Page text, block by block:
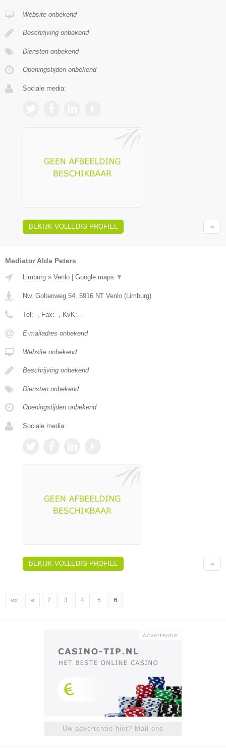
Website onbekend
Beschrijving onbekend
Diensten onbekend
Openingstijden onbekend
Sociale media:
BEKIJK VOLLEDIG PROFIEL
Mediator Alda Peters
Limburg » Venlo | Google maps ▼
Nw. Goltenweg 54 5916 NT Venlo (Limburg)
Tel: - , Fax: - , KvK: -
E-mailadres onbekend
Website onbekend
Beschrijving onbekend
Diensten onbekend
Openingstijden onbekend
Sociale media:
BEKIJK VOLLEDIG PROFIEL
«« « 2 3 4 5 6
Uw advertentie hier? Mail ons